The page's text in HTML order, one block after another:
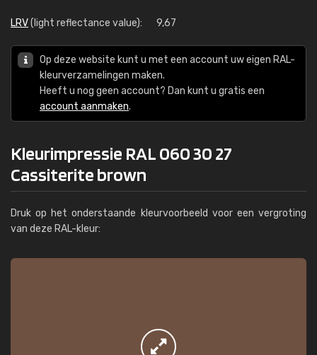
LRV(light reflectance value): 9,67
Op deze website kunt u met een account uw eigen RAL-
kleurverzamelingen maken.
Heeft u nog geen account? Dan kunt u gratis een
account aanmaken.
Kleurimpressie RAL 060 30 27
Cassiterite brown
Druk op het onderstaande kleurvoorbeeld voor een vergroting
van deze RAL-kleur: